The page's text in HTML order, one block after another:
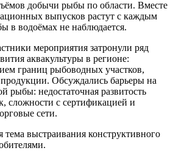
добычи рыбы по области. Вместе
выпусков растут с каждым
в водоёмах не наблюдается.
мероприятия затронули ряд
аквакультуры в регионе:
границ рыбоводных участков,
Обсуждались барьеры на
рыбы: недостаточная развитость
сложности с сертификацией и
сети.
тема выстраивания конструктивного